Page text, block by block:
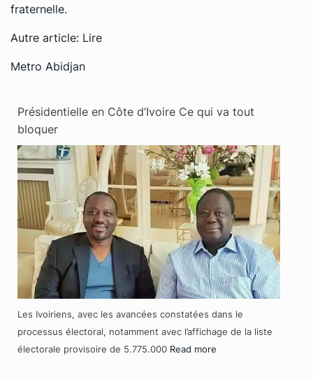
fraternelle.
Autre article: Lire
Metro Abidjan
Présidentielle en Côte d’Ivoire Ce qui va tout
bloquer
Les Ivoiriens, avec les avancées constatées dans le
processus électoral, notamment avec l’affichage de la liste
électorale provisoire de 5.775.000 Read more